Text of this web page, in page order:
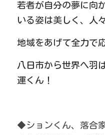
若者が自分の夢に向
いる姿は美しく、人
地域をあげて全力で
八日市から世界へ羽
運くん！
◆ションくん、落合